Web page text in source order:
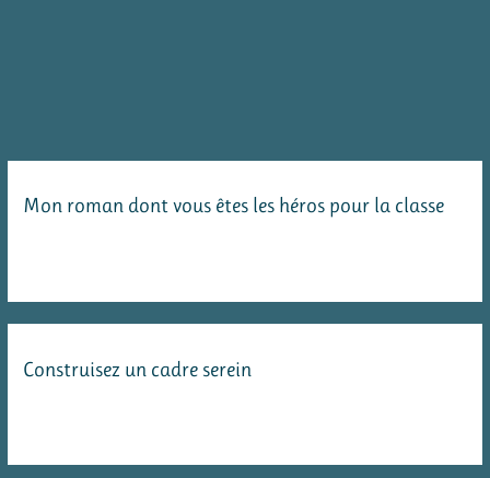
Mon roman dont vous êtes les héros pour la classe
Construisez un cadre serein